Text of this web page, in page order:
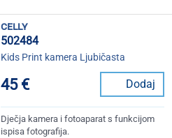
celly
502484
Kids Print kamera Ljubičasta
45 € Dodaj
Dječja kamera i fotoaparat s funkcijom
ispisa fotografija.